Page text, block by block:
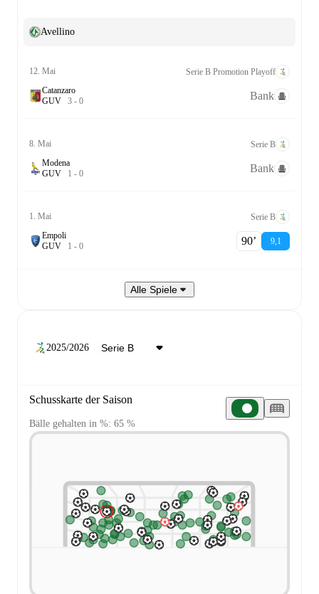
Avellino
12. Mai
Serie B Promotion Playoff
Catanzaro
GUV 3 - 0 Bank
8. Mai
Serie B
Modena
GUV 1 - 0 Bank
1. Mai
Serie B
Empoli
GUV 1 - 0 90‎’‎ 9,1
Alle Spiele
2025/2026
Schusskarte der Saison
Bälle gehalten in %: 65 %